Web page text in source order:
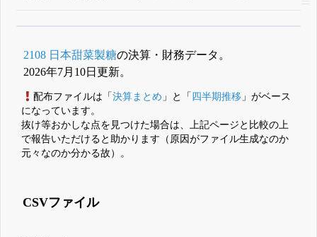
詳しく見られる無料でβ版をはじめる
登録すると永久30%OFFと米株版の先行利用も付きます
2108 日本甜菜製糖の決算・財務データ。
2026年7月10日更新。
配布ファイルは「決算まとめ 」と「 四半期推移 」がベース
になっています。
抜け等おかしな点を見つけた場合は、上記ページと比較の上
で報告いただけると助かります（原因がファイル生成なのか
元々なのか分かる故）。
CSVファイル